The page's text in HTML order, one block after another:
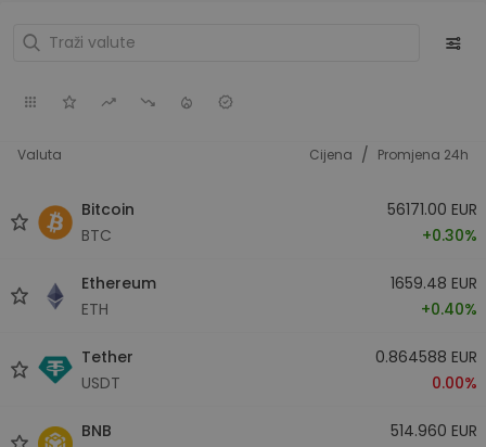
Valuta Cijena / Promjena 24h
Bitcoin
BTC
56171.00 EUR
+0.30%
Ethereum
ETH
1659.48 EUR
+0.40%
Tether
USDT
0.864588 EUR
0.00%
BNB
514.960 EUR